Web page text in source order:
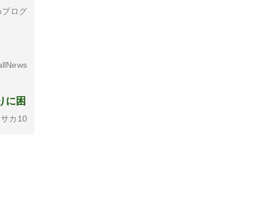
ログ
に困
カ10